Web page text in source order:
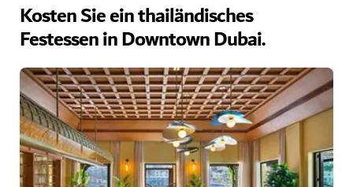
Kosten Sie ein thailändisches
Festessen in Downtown Dubai.